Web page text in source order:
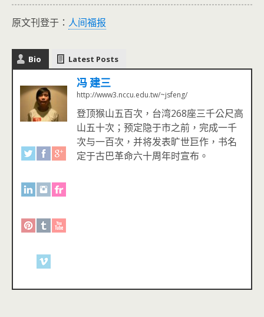
原文刊登于： 人间福报
Bio Latest Posts
冯 建三
http://www3.nccu.edu.tw/~jsfeng/
登顶猴山五百次，台湾268座三千公尺高
山五十次；预定隐于市之前，完成一千
次与一百次，并将发表旷世巨作，书名
定于古巴革命六十周年时宣布。